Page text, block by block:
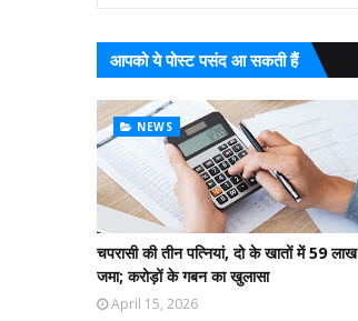
आपको ये पोस्ट पसंद आ सकती हैं
NEWS
चपरासी की तीन पत्नियां, दो के खातों में 59 लाख
जमा; करोड़ों के गबन का खुलासा
April 15, 2026